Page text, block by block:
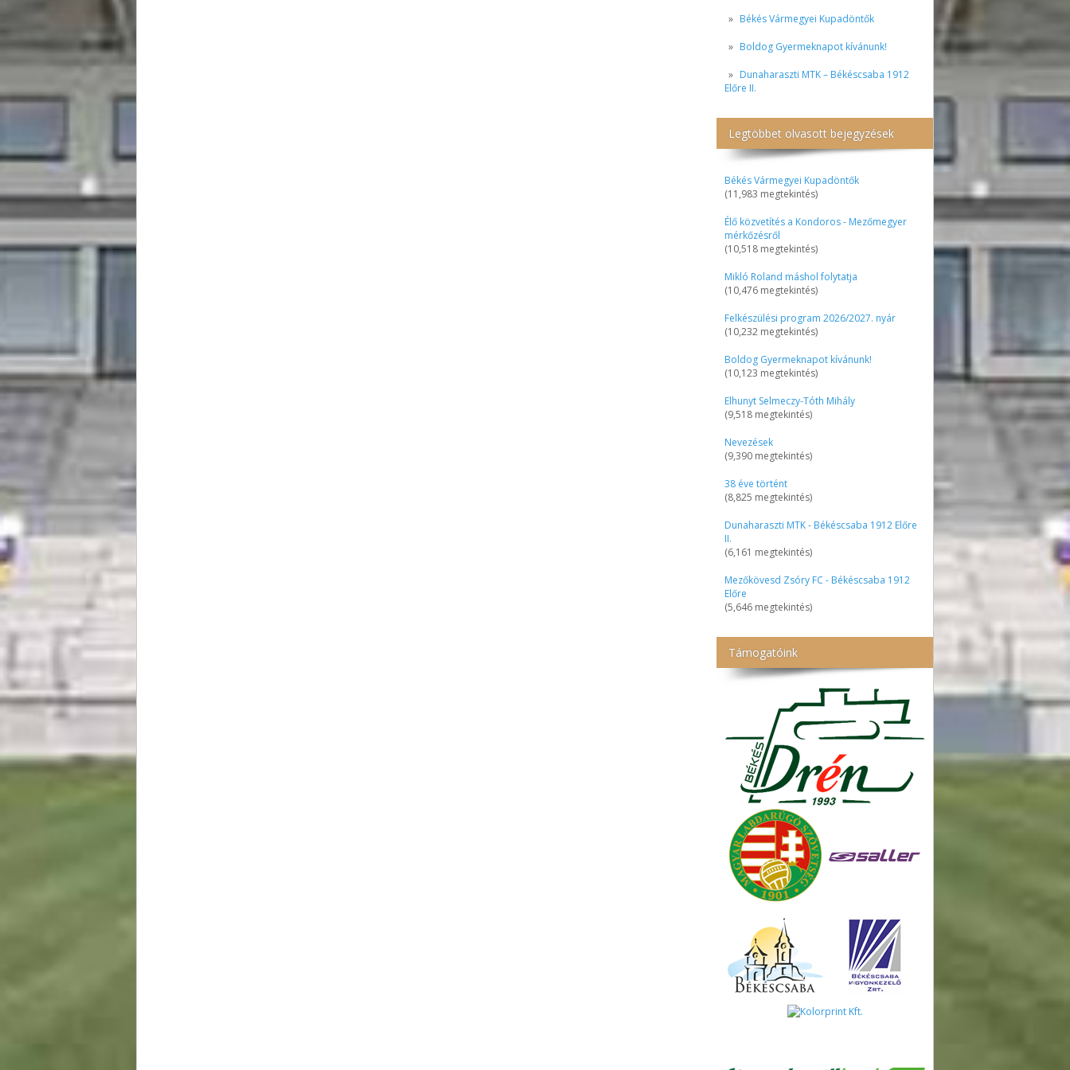
Békés Vármegyei Kupadöntők
Boldog Gyermeknapot kívánunk!
Dunaharaszti MTK – Békéscsaba 1912
Előre II.
Legtöbbet olvasott bejegyzések
Békés Vármegyei Kupadöntők
(11,983 megtekintés)
Élő közvetítés a Kondoros - Mezőmegyer
mérkőzésről
(10,518 megtekintés)
Mikló Roland máshol folytatja
(10,476 megtekintés)
Felkészülési program 2026/2027. nyár
(10,232 megtekintés)
Boldog Gyermeknapot kívánunk!
(10,123 megtekintés)
Elhunyt Selmeczy-Tóth Mihály
(9,518 megtekintés)
Nevezések
(9,390 megtekintés)
38 éve történt
(8,825 megtekintés)
Dunaharaszti MTK - Békéscsaba 1912 Előre
II.
(6,161 megtekintés)
Mezőkövesd Zsóry FC - Békéscsaba 1912
Előre
(5,646 megtekintés)
Támogatóink